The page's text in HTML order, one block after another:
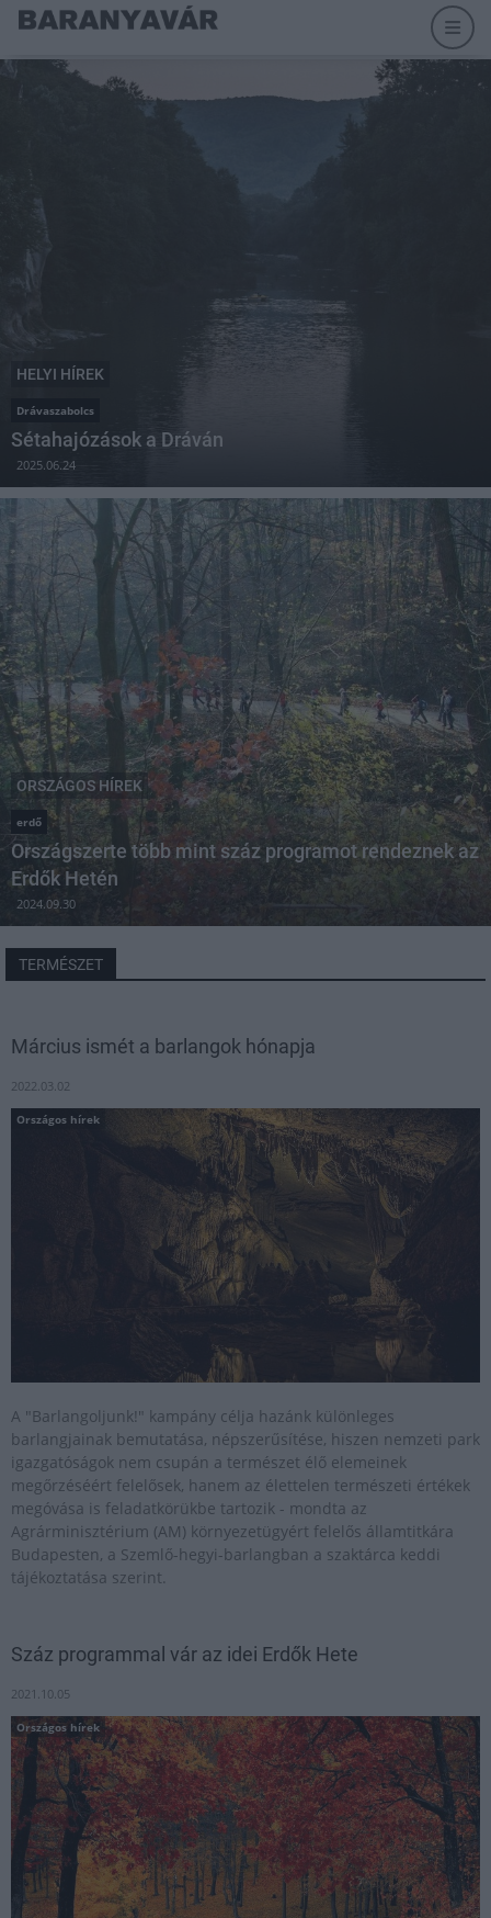
HELYI HÍREK
Drávaszabolcs
Sétahajózások a Dráván
2025.06.24
ORSZÁGOS HÍREK
erdő
Országszerte több mint száz programot rendeznek az
Erdők Hetén
2024.09.30
TERMÉSZET
Március ismét a barlangok hónapja
2022.03.02
Országos hírek
A "Barlangoljunk!" kampány célja hazánk különleges
barlangjainak bemutatása, népszerűsítése, hiszen nemzeti park
igazgatóságok nem csupán a természet élő elemeinek
megőrzéséért felelősek, hanem az élettelen természeti értékek
megóvása is feladatkörükbe tartozik - mondta az
Agrárminisztérium (AM) környezetügyért felelős államtitkára
Budapesten, a Szemlő-hegyi-barlangban a szaktárca keddi
tájékoztatása szerint.
Száz programmal vár az idei Erdők Hete
2021.10.05
Országos hírek